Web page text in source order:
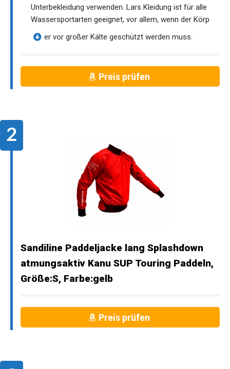
Unterbekleidung verwenden. Lars Kleidung ist für alle
Wassersportarten geeignet, vor allem, wenn der Körp
er vor großer Kälte geschützt werden muss.
Preis prüfen
Sandiline Paddeljacke lang Splashdown
atmungsaktiv Kanu SUP Touring Paddeln,
Größe:S, Farbe:gelb
Preis prüfen